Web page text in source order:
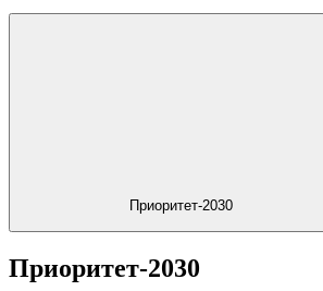
Приоритет-2030
Приоритет-2030